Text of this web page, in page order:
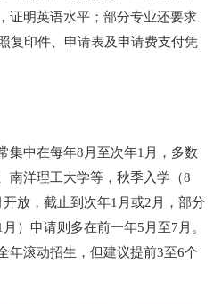
证明英语水平；部分专业还要求
复印件、申请表及申请费支付凭
集中在每年8月至次年1月，多数
南洋理工大学等，秋季入学（8
放，截止到次年1月或2月，部分
）申请则多在前一年5月至7月。
年滚动招生，但建议提前3至6个